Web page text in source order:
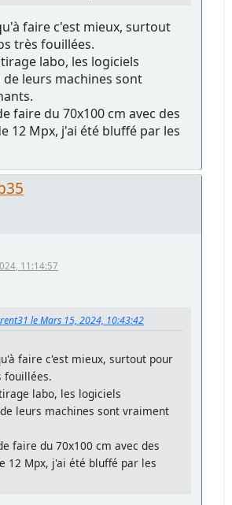
faire c'est mieux, surtout
très fouillées.
labo, les logiciels
leurs machines sont
faire du 70x100 cm avec des
12 Mpx, j'ai été bluffé par les
11:14:57
le Mars 15, 2024, 10:43:42
faire c'est mieux, surtout pour
fouillées.
labo, les logiciels
leurs machines sont vraiment
faire du 70x100 cm avec des
12 Mpx, j'ai été bluffé par les